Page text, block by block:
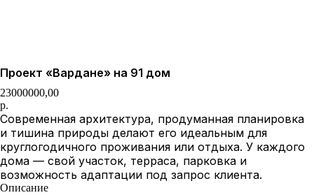
Проект «Вардане» на 91 дом
23000000,00
р.
Современная архитектура, продуманная планировка
и тишина природы делают его идеальным для
круглогодичного проживания или отдыха. У каждого
дома — свой участок, терраса, парковка и
возможность адаптации под запрос клиента.
Описание